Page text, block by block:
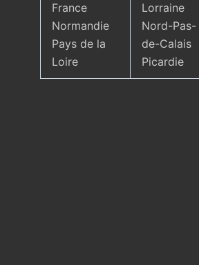
France
Normandie
Pays de la
Loire
Lorraine
Nord-Pas-
de-Calais
Picardie